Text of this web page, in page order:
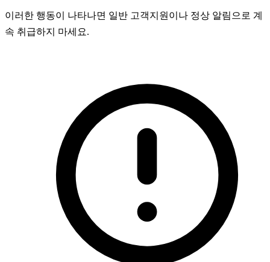
이러한 행동이 나타나면 일반 고객지원이나 정상 알림으로 계
속 취급하지 마세요.